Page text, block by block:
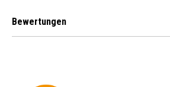
Bewertungen